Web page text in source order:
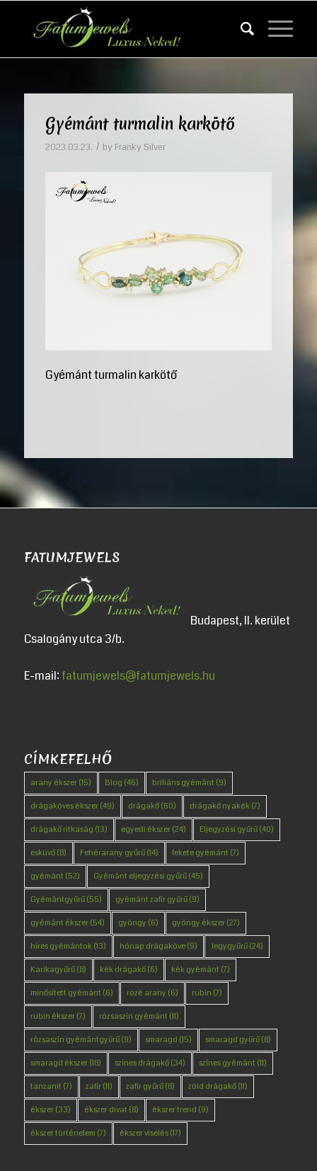
Gyémánt turmalin karkötő
2023.03.23. / by Franky Silver
Gyémánt turmalin karkötő
FATUMJEWELS
Budapest, II. kerület
Csalogány utca 3/b.
E-mail: fatumjewels@fatumjewels.hu
CÍMKEFELHŐ
arany ékszer(15) Blog (46) briliáns gyémánt (9)
drágaköves ékszer(49) drágakő(60) drágakő nyakék(7)
drágakő ritkaság (13) egyedi ékszer(24) Eljegyzési gyűrű(40)
esküvő(8) Fehérarany gyűrű(14) fekete gyémánt (7)
gyémánt (52) Gyémánt eljegyzési gyűrű(45)
Gyémántgyűrű(55) gyémánt zafír gyűrű(9)
gyémánt ékszer(54) gyöngy (6) gyöngy ékszer(27)
híres gyémántok(13) hónap drágaköve(9) Jegygyűrű(24)
Karikagyűrű(8) kék drágakő(6) kék gyémánt (7)
minősített gyémánt (6) rozé arany (6) rubin (7)
rubin ékszer(7) rózsaszín gyémánt (11)
rózsaszín gyémántgyűrű(9) smaragd (15) smaragd gyűrű(8)
smaragd ékszer(18) színes drágakő(34) színes gyémánt (11)
tanzanit (7) zafír(11) zafír gyűrű(8) zöld drágakő(11)
ékszer(33) ékszer divat (8) ékszer trend (9)
ékszer történelem (7) ékszer viselés(17)